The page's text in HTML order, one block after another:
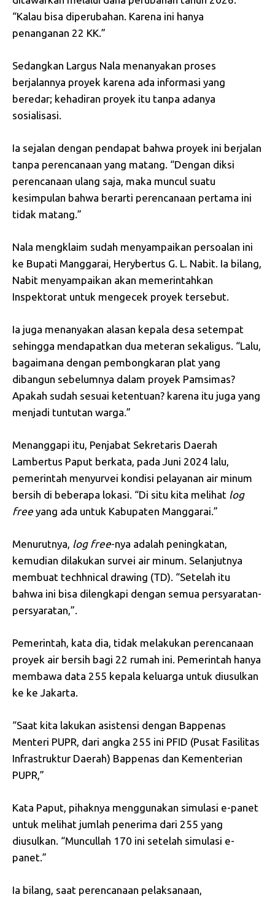
“Kalau bisa diperubahan. Karena ini hanya
penanganan 22 KK.”
Sedangkan Largus Nala menanyakan proses
berjalannya proyek karena ada informasi yang
beredar; kehadiran proyek itu tanpa adanya
sosialisasi.
Ia sejalan dengan pendapat bahwa proyek ini berjalan
tanpa perencanaan yang matang. “Dengan diksi
perencanaan ulang saja, maka muncul suatu
kesimpulan bahwa berarti perencanaan pertama ini
tidak matang.”
Nala mengklaim sudah menyampaikan persoalan ini
ke Bupati Manggarai, Herybertus G. L. Nabit. Ia bilang,
Nabit menyampaikan akan memerintahkan
Inspektorat untuk mengecek proyek tersebut.
Ia juga menanyakan alasan kepala desa setempat
sehingga mendapatkan dua meteran sekaligus. “Lalu,
bagaimana dengan pembongkaran plat yang
dibangun sebelumnya dalam proyek Pamsimas?
Apakah sudah sesuai ketentuan? karena itu juga yang
menjadi tuntutan warga.”
Menanggapi itu, Penjabat Sekretaris Daerah
Lambertus Paput berkata, pada Juni 2024 lalu,
pemerintah menyurvei kondisi pelayanan air minum
bersih di beberapa lokasi. “Di situ kita melihat log
free yang ada untuk Kabupaten Manggarai.”
Menurutnya, log free-nya adalah peningkatan,
kemudian dilakukan survei air minum. Selanjutnya
membuat techhnical drawing (TD). “Setelah itu
bahwa ini bisa dilengkapi dengan semua persyaratan-
persyaratan,”.
Pemerintah, kata dia, tidak melakukan perencanaan
proyek air bersih bagi 22 rumah ini. Pemerintah hanya
membawa data 255 kepala keluarga untuk diusulkan
ke ke Jakarta.
“Saat kita lakukan asistensi dengan Bappenas
Menteri PUPR, dari angka 255 ini PFID (Pusat Fasilitas
Infrastruktur Daerah) Bappenas dan Kementerian
PUPR,”
Kata Paput, pihaknya menggunakan simulasi e-panet
untuk melihat jumlah penerima dari 255 yang
diusulkan. “Muncullah 170 ini setelah simulasi e-
panet.”
Ia bilang, saat perencanaan pelaksanaan,